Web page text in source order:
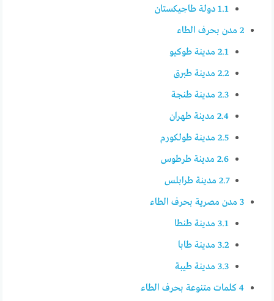
1.1 دولة طاجيكستان
2 مدن بحرف الطاء
2.1 مدينة طوكيو
2.2 مدينة طبرق
2.3 مدينة طنجة
2.4 مدينة طهران
2.5 مدينة طولكورم
2.6 مدينة طرطوس
2.7 مدينة طرابلس
3 مدن مصرية بحرف الطاء
3.1 مدينة طنطا
3.2 مدينة طابا
3.3 مدينة طيبة
4 كلمات متنوعة بحرف الطاء